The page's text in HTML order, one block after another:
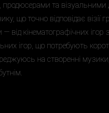
та
що точно відповідає
кінематографічних ігор з
ігор, що потребують
на створенні